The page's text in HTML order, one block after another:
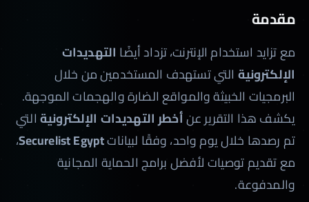
كيفية الحماية من هجمات الفدية؟
2. الاحتفاظ بنسخ احتياطية من الملفات
3. تحديث النظام والبرامج بانتظام
4. عدم تحميل الملفات المشبوهة
أخطر البرمجيات الخبيثة المنتشرة على الويب
1. Trojan.PDF.Badur.gen – نسبة الانتشار: 29.86%
2. Exploit.Multi.Desert.gen – نسبة الانتشار: 13.48%
مقدمة
مع تزايد استخدام الإنترنت، تزداد أيضًا التهديدات
الإلكترونية التي تستهدف المستخدمين من خلال
البرمجيات الخبيثة والمواقع الضارة والهجمات الموجهة.
يكشف هذا التقرير عنأخطر التهديدات الإلكترونيةالتي
تم رصدها خلال يوم واحد، وفقًا لبياناتSecurelist Egypt،
مع تقديم توصيات لأفضل برامج الحماية المجانية
والمدفوعة.